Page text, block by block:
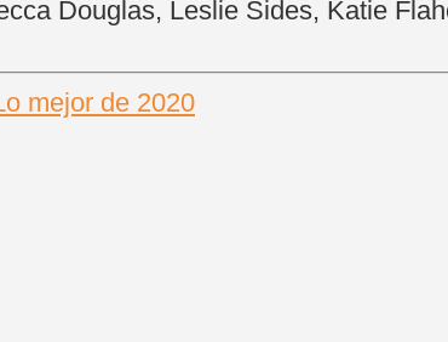
Douglas, Leslie Sides, Katie
mejor de 2020